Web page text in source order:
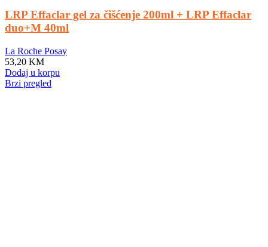
LRP Effaclar gel za čišćenje 200ml + LRP Effaclar
duo+M 40ml
La Roche Posay
53,20 KM
Dodaj u korpu
Brzi pregled